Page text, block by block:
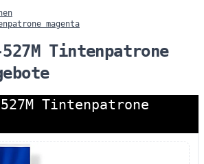
magenta
Tintenpatrone
Tintenpatrone